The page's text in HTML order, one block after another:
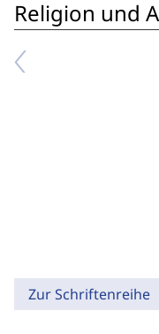
Religion und
Zur Schriftenreihe